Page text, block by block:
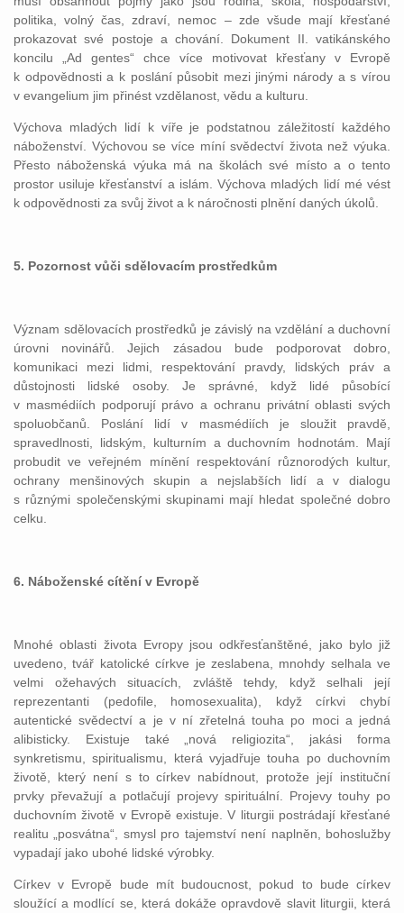
politika, volný čas, zdraví, nemoc – zde všude mají křesťané
prokazovat své postoje a chování. Dokument II. vatikánského
koncilu „Ad gentes“ chce více motivovat křesťany v Evropě
k odpovědnosti a k poslání působit mezi jinými národy a s vírou
v evangelium jim přinést vzdělanost, vědu a kulturu.
Výchova mladých lidí k víře je podstatnou záležitostí každého
náboženství. Výchovou se více míní svědectví života než výuka.
Přesto náboženská výuka má na školách své místo a o tento
prostor usiluje křesťanství a islám. Výchova mladých lidí mé vést
k odpovědnosti za svůj život a k náročnosti plnění daných úkolů.
5. Pozornost vůči sdělovacím prostředkům
Význam sdělovacích prostředků je závislý na vzdělání a duchovní
úrovni novinářů. Jejich zásadou bude podporovat dobro,
komunikaci mezi lidmi, respektování pravdy, lidských práv a
důstojnosti lidské osoby. Je správné, když lidé působící
v masmédiích podporují právo a ochranu privátní oblasti svých
spoluobčanů. Poslání lidí v masmédiích je sloužit pravdě,
spravedlnosti, lidským, kulturním a duchovním hodnotám. Mají
probudit ve veřejném mínění respektování různorodých kultur,
ochrany menšinových skupin a nejslabších lidí a v dialogu
s různými společenskými skupinami mají hledat společné dobro
celku.
6. Náboženské cítění v Evropě
Mnohé oblasti života Evropy jsou odkřesťanštěné, jako bylo již
uvedeno, tvář katolické církve je zeslabena, mnohdy selhala ve
velmi ožehavých situacích, zvláště tehdy, když selhali její
reprezentanti (pedofile, homosexualita), když církvi chybí
autentické svědectví a je v ní zřetelná touha po moci a jedná
alibisticky. Existuje také „nová religiozita“, jakási forma
synkretismu, spiritualismu, která vyjadřuje touha po duchovním
životě, který není s to církev nabídnout, protože její instituční
prvky převažují a potlačují projevy spirituální. Projevy touhy po
duchovním životě v Evropě existuje. V liturgii postrádají křesťané
realitu „posvátna“, smysl pro tajemství není naplněn, bohoslužby
vypadají jako ubohé lidské výrobky.
Církev v Evropě bude mít budoucnost, pokud to bude církev
sloužící a modlící se, která dokáže opravdově slavit liturgii, která